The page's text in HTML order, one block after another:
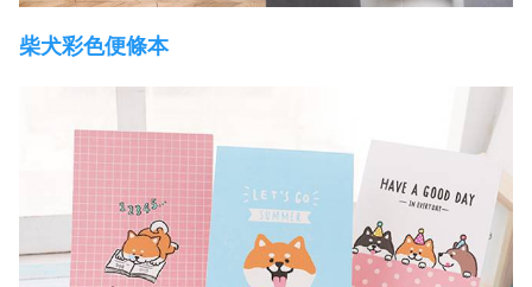
柴犬彩色便條本